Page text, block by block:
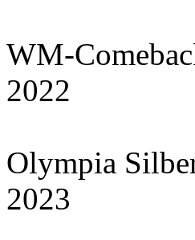
WM-
2022
Olympia
2023